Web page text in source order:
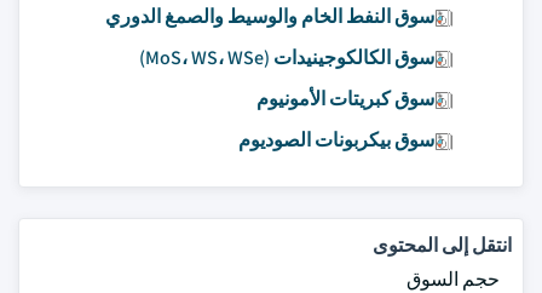
سوق النفط الخام والوسيط والصمغ الدوري
سوق الكالكوجينيدات (MoS، WS، WSe)
سوق كبريتات الأمونيوم
سوق بيكربونات الصوديوم
انتقل إلى المحتوى
حجم السوق